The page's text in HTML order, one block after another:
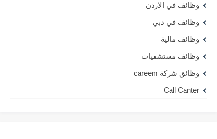
وظائف في الاردن
وظائف في دبي
وظائف مالية
وظائف مستشفيات
وظائق شركة careem
Call Canter